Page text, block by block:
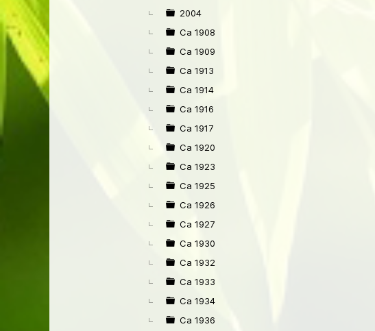
►
2004
Ca 1908
Ca 1909
Ca 1913
Ca 1914
Ca 1916
Ca 1917
Ca 1920
Ca 1923
Ca 1925
Ca 1926
Ca 1927
Ca 1930
Ca 1932
Ca 1933
Ca 1934
Ca 1936